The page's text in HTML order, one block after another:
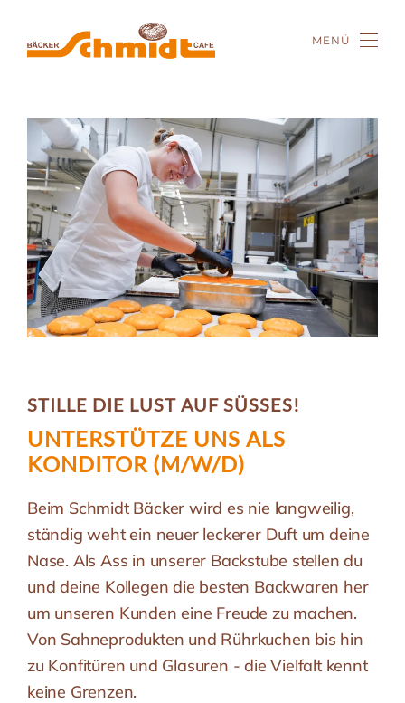
Zum Hauptinhalt springen
MENÜ
STILLE DIE LUST AUF SÜSSES!
UNTERSTÜTZE UNS ALS
KONDITOR (M/W/D)
Beim Schmidt Bäcker wird es nie langweilig,
ständig weht ein neuer leckerer Duft um deine
Nase. Als Ass in unserer Backstube stellen du
und deine Kollegen die besten Backwaren her
um unseren Kunden eine Freude zu machen.
Von Sahneprodukten und Rührkuchen bis hin
zu Konfitüren und Glasuren - die Vielfalt kennt
keine Grenzen.